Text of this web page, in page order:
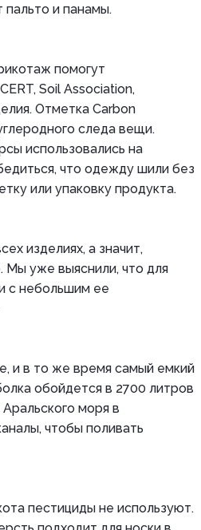
и панамы.
помогут
Soil Association,
Отметка Carbon
следа вещи.
использовались на
что одежду шили без
или упаковку продукта.
изделиях, а значит,
Мы уже выяснили, что для
с небольшим ее
и в то же время самый емкий
обойдется в 2700 литров
моря в
чтобы поливать
пестициды не используют.